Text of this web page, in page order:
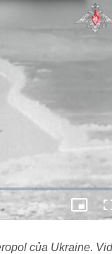
của Ukraine.